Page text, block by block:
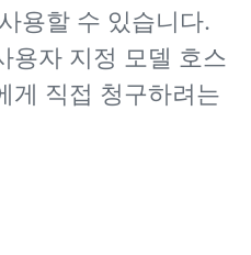
용할 수 있습니다.
용자 지정 모델 호스
게 직접 청구하려는